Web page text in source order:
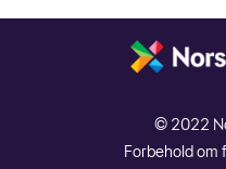
© 2022
Forbehold om